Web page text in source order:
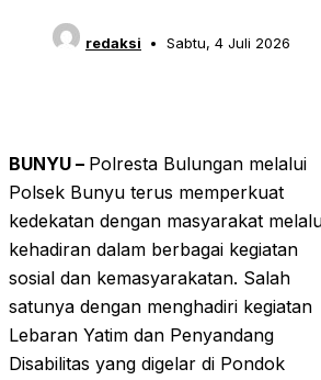
redaksi Sabtu, 4 Juli 2026
BUNYU – Polresta Bulungan melalui
Polsek Bunyu terus memperkuat
kedekatan dengan masyarakat
kehadiran dalam berbagai kegiatan
sosial dan kemasyarakatan. Salah
satunya dengan menghadiri kegiatan
Lebaran Yatim dan Penyandang
Disabilitas yang digelar di Pondok